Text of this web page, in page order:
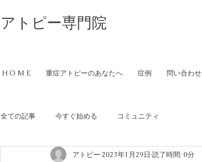
​アトピー専門院
H O M E 重症アトピーのあなたへ 症例 問い合わせ
全ての記事 今すぐ始める コミュニティ
アトピー 2023年1月29日 読了時間: 0分